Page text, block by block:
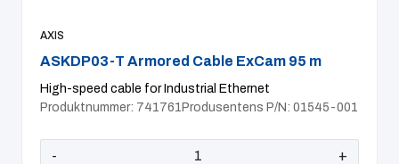
AXIS
ASKDP03-T Armored Cable ExCam 95 m
High-speed cable for Industrial Ethernet
Produktnummer: 741761 Produsentens P/N: 01545-001
- +